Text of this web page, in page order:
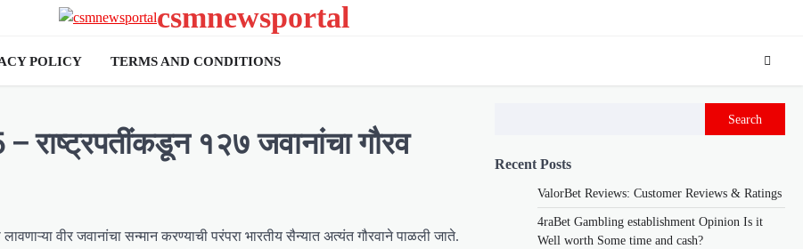
csmnewsportal
POLICY TERMS AND CONDITIONS
राष्ट्रपतींकडून १२७ जवानांचा गौरव
वीर जवानांचा सन्मान करण्याची परंपरा भारतीय सैन्यात अत्यंत गौरवाने पाळली जाते.
Search
Recent Posts
ValorBet Reviews: Customer Reviews & Ratings
4raBet Gambling establishment Opinion Is it
Well worth Some time and cash?